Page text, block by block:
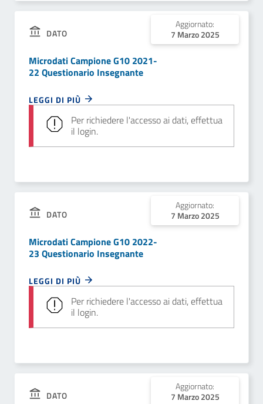
DATO
Aggiornato:
7 Marzo 2025
Microdati Campione G10 2021-
22 Questionario Insegnante
LEGGI DI PIÙ
Per richiedere l'accesso ai dati, effettua
il login.
DATO
Aggiornato:
7 Marzo 2025
Microdati Campione G10 2022-
23 Questionario Insegnante
LEGGI DI PIÙ
Per richiedere l'accesso ai dati, effettua
il login.
DATO
Aggiornato:
7 Marzo 2025